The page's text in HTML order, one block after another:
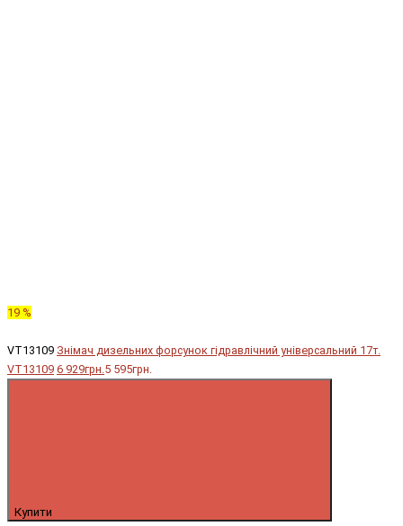
19 %
VT13109 Знімач дизельних форсунок гідравлічний універсальний 17т.
VT13109 6 929грн.5 595грн.
Купити